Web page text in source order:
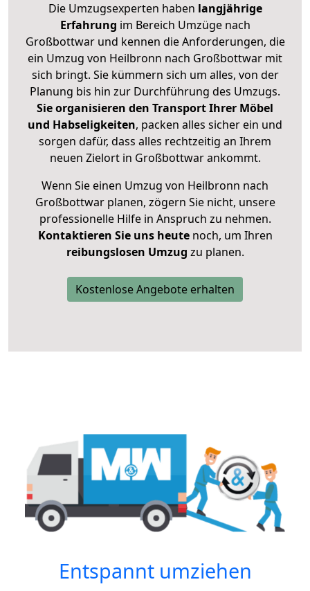
Die Umzugsexperten haben langjährige
Erfahrung im Bereich Umzüge nach
Großbottwar und kennen die Anforderungen, die
ein Umzug von Heilbronn nach Großbottwar mit
sich bringt. Sie kümmern sich um alles, von der
Planung bis hin zur Durchführung des Umzugs.
Sie organisieren den Transport Ihrer Möbel
und Habseligkeiten, packen alles sicher ein und
sorgen dafür, dass alles rechtzeitig an Ihrem
neuen Zielort in Großbottwar ankommt.
Wenn Sie einen Umzug von Heilbronn nach
Großbottwar planen, zögern Sie nicht, unsere
professionelle Hilfe in Anspruch zu nehmen.
Kontaktieren Sie uns heutenoch, um Ihren
reibungslosen Umzug zu planen.
Kostenlose Angebote erhalten
Entspannt umziehen